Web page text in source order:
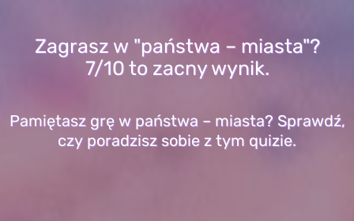
Zagrasz w "państwa – miasta"?
7/10 to zacny wynik.
Pamiętasz grę w państwa – miasta? Sprawdź,
czy poradzisz sobie z tym quizie.